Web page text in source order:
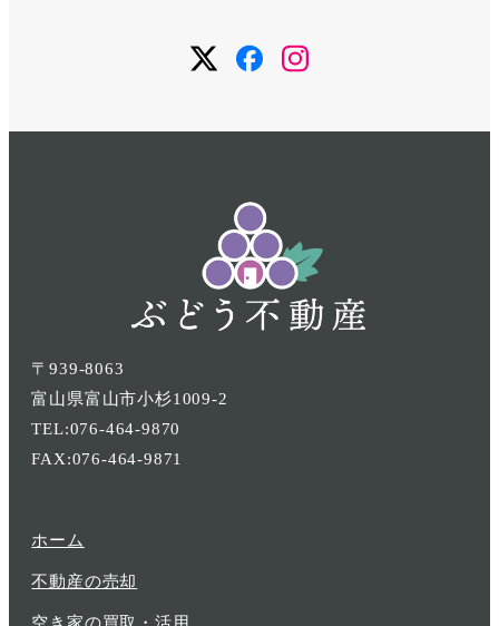
ニ
項
メ
ニ
項
メ
ニ
項
〒939-8063
富山県富山市小杉1009-2
TEL:076-464-9870
FAX:076-464-9871
ホーム
不動産の売却